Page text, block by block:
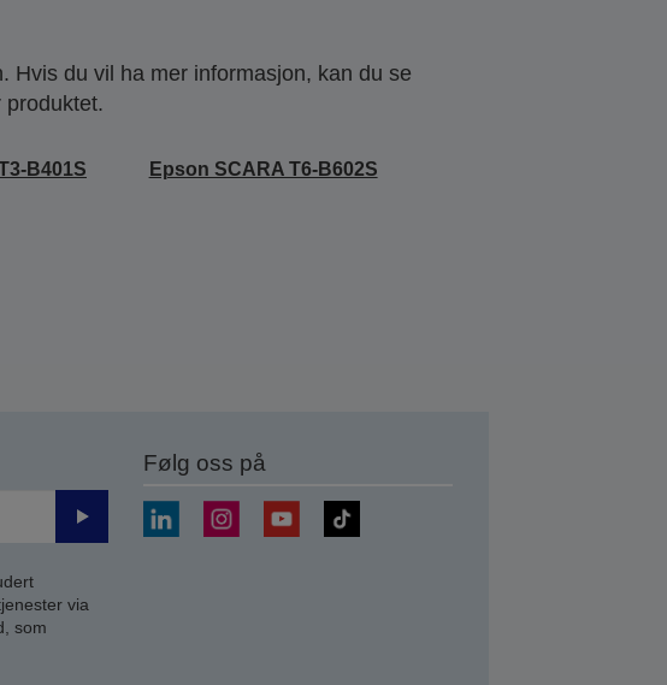
Hvis du vil ha mer informasjon, kan du se
produktet.
B401S Epson SCARA T6-B602S
Send
via
som
Følg oss på